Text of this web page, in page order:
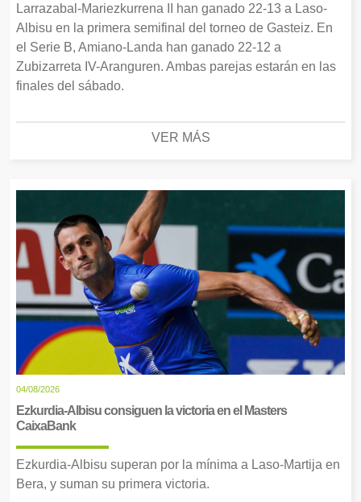
Larrazabal-Mariezkurrena II han ganado 22-13 a Laso-
Albisu en la primera semifinal del torneo de Gasteiz. En
el Serie B, Amiano-Landa han ganado 22-12 a
Zubizarreta IV-Aranguren. Ambas parejas estarán en las
finales del sábado.
VER MÁS
04/08/2026
Ezkurdia-Albisu consiguen la victoria en el Masters
CaixaBank
Ezkurdia-Albisu superan por la mínima a Laso-Martija en
Bera, y suman su primera victoria.